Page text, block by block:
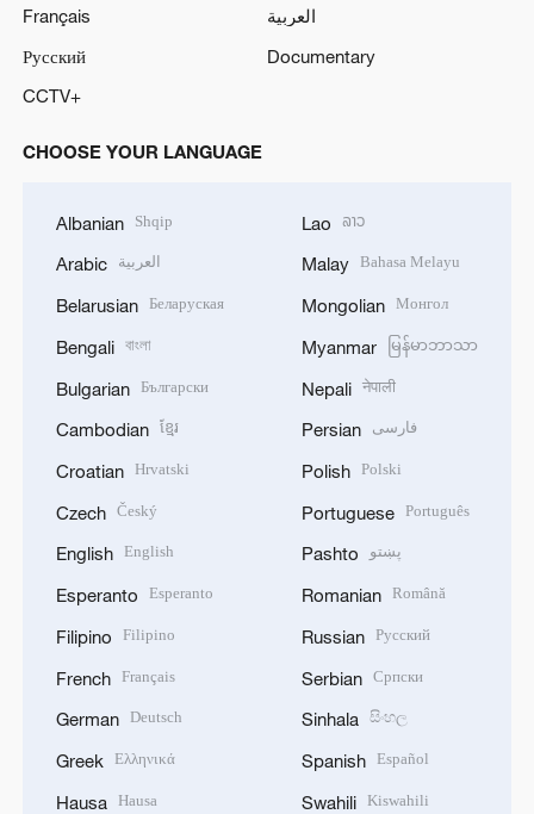
Français
العربية
Русский
Documentary
CCTV+
CHOOSE YOUR LANGUAGE
Albanian Shqip
Arabic العربية
Belarusian Беларуская
Bengali বাংলা
Bulgarian Български
Cambodian ខ្មែរ
Croatian Hrvatski
Czech Český
English English
Esperanto Esperanto
Filipino Filipino
French Français
German Deutsch
Greek Ελληνικά
Hausa Hausa
Lao ລາວ
Malay Bahasa Melayu
Mongolian Монгол
Myanmar မြန်မာဘာသာ
Nepali नेपाली
Persian فارسی
Polish Polski
Portuguese Português
Pashto پښتو
Romanian Română
Russian Русский
Serbian Српски
Sinhala සිංහල
Spanish Español
Swahili Kiswahili